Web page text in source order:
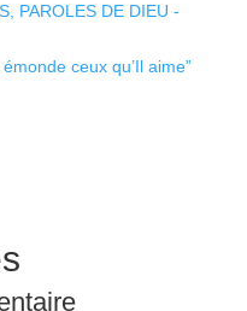
PAROLES DE DIEU -
ceux qu’Il aime”